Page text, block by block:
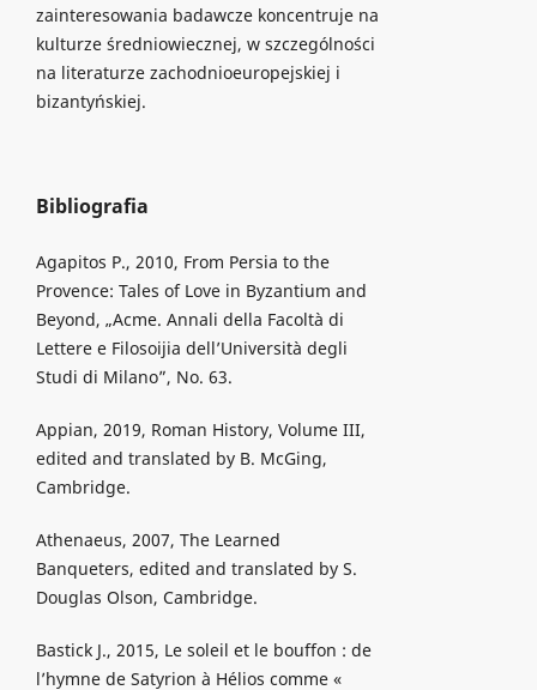
zainteresowania badawcze koncentruje na
kulturze średniowiecznej, w szczególności
na literaturze zachodnioeuropejskiej i
bizantyńskiej.
Bibliografia
Agapitos P., 2010, From Persia to the
Provence: Tales of Love in Byzantium and
Beyond, „Acme. Annali della Facoltà di
Lettere e Filosoijia dell’Università degli
Studi di Milano”, No. 63.
Appian, 2019, Roman History, Volume III,
edited and translated by B. McGing,
Cambridge.
Athenaeus, 2007, The Learned
Banqueters, edited and translated by S.
Douglas Olson, Cambridge.
Bastick J., 2015, Le soleil et le bouffon : de
l’hymne de Satyrion à Hélios comme «